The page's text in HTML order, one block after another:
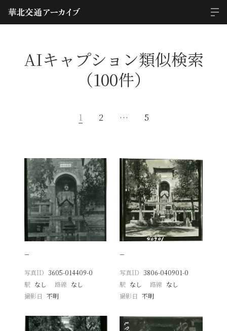
AIキャプション類似検索
（100件）
1 2 … 5
−
写真ID 3605-014409-0
駅 なし 路線 なし
撮影日
不明
−
写真ID 3806-040901-0
駅 なし 路線 なし
撮影日 不明